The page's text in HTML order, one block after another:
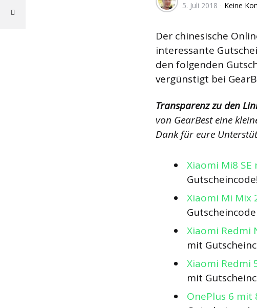
von
5. Juli 2018
Keine
Der chinesische
interessante
den folgenden
vergünstigt bei
Transparenz zu den
von GearBest eine
Dank für eure
Xiaomi Mi8 SE
Xiaomi Mi Mix
Gutscheincode
Xiaomi Redmi
mit
Xiaomi Redmi
mit
OnePlus 6 mit